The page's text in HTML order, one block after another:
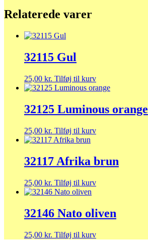
Relaterede varer
32115 Gul
25,00 kr. Tilføj til kurv
32125 Luminous orange
25,00 kr. Tilføj til kurv
32117 Afrika brun
25,00 kr. Tilføj til kurv
32146 Nato oliven
25,00 kr. Tilføj til kurv